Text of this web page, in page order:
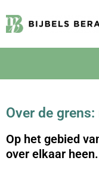
Over de
Op het gebied
over elkaar